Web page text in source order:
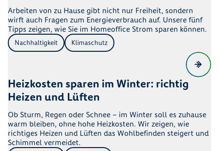
Arbeiten von zu Hause gibt nicht nur Freiheit, sondern
wirft auch Fragen zum Energieverbrauch auf. Unsere fünf
Tipps zeigen, wie Sie im Homeoffice Strom sparen können.
Nachhaltigkeit Klimaschutz
Heizkosten sparen im Winter: richtig
Heizen und Lüften
Ob Sturm, Regen oder Schnee – im Winter soll es zuhause
warm bleiben, ohne hohe Heizkosten. Wir zeigen, wie
richtiges Heizen und Lüften das Wohlbefinden steigert und
Schimmel vermeidet.